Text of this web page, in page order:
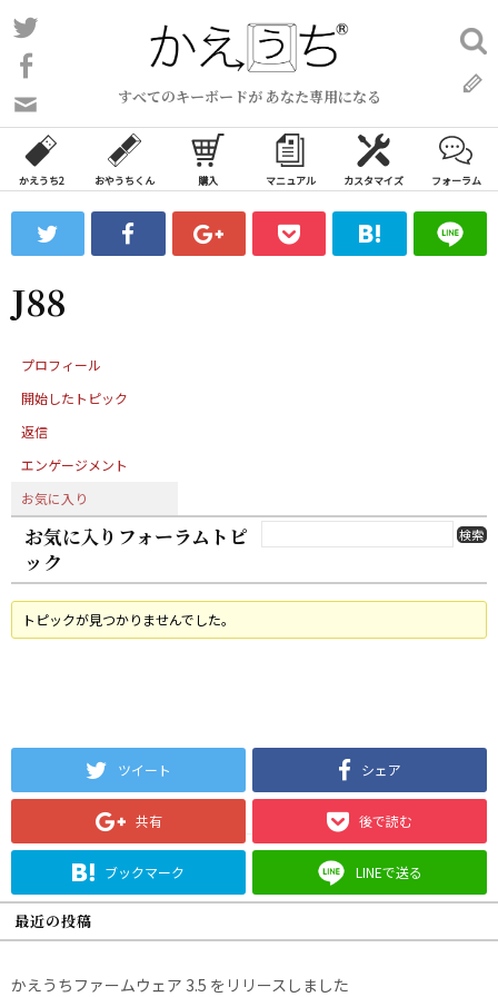
コ
ン
ン
ツ
ス
ッ
プ
すべてのキーボードが あなた専用になる
い
合
わ
フ
ォ
ム
検
索:
かえうち2 おやうちくん 購入 マニュアル カスタマイズ フォーラム
J88
プロフィール
開始したトピック
返信
エンゲージメント
お気に入り
お気に入りフォーラムトピ
ック
トピックが見つかりませんでした。
ツイート シェア
共有 後で読む
ブックマーク LINEで送る
最近の投稿
かえうちファームウェア 3.5 をリリースしました